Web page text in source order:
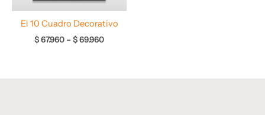
El 10 Cuadro Decorativo
$67.960 –$69.960